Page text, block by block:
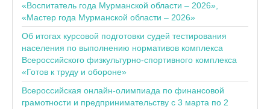
«Воспитатель года Мурманской области – 2026»,
«Мастер года Мурманской области – 2026»
Об итогах курсовой подготовки судей тестирования
населения по выполнению нормативов комплекса
Всероссийского физкультурно-спортивного комплекса
«Готов к труду и обороне»
Всероссийская онлайн-олимпиада по финансовой
грамотности и предпринимательству с 3 марта по 2